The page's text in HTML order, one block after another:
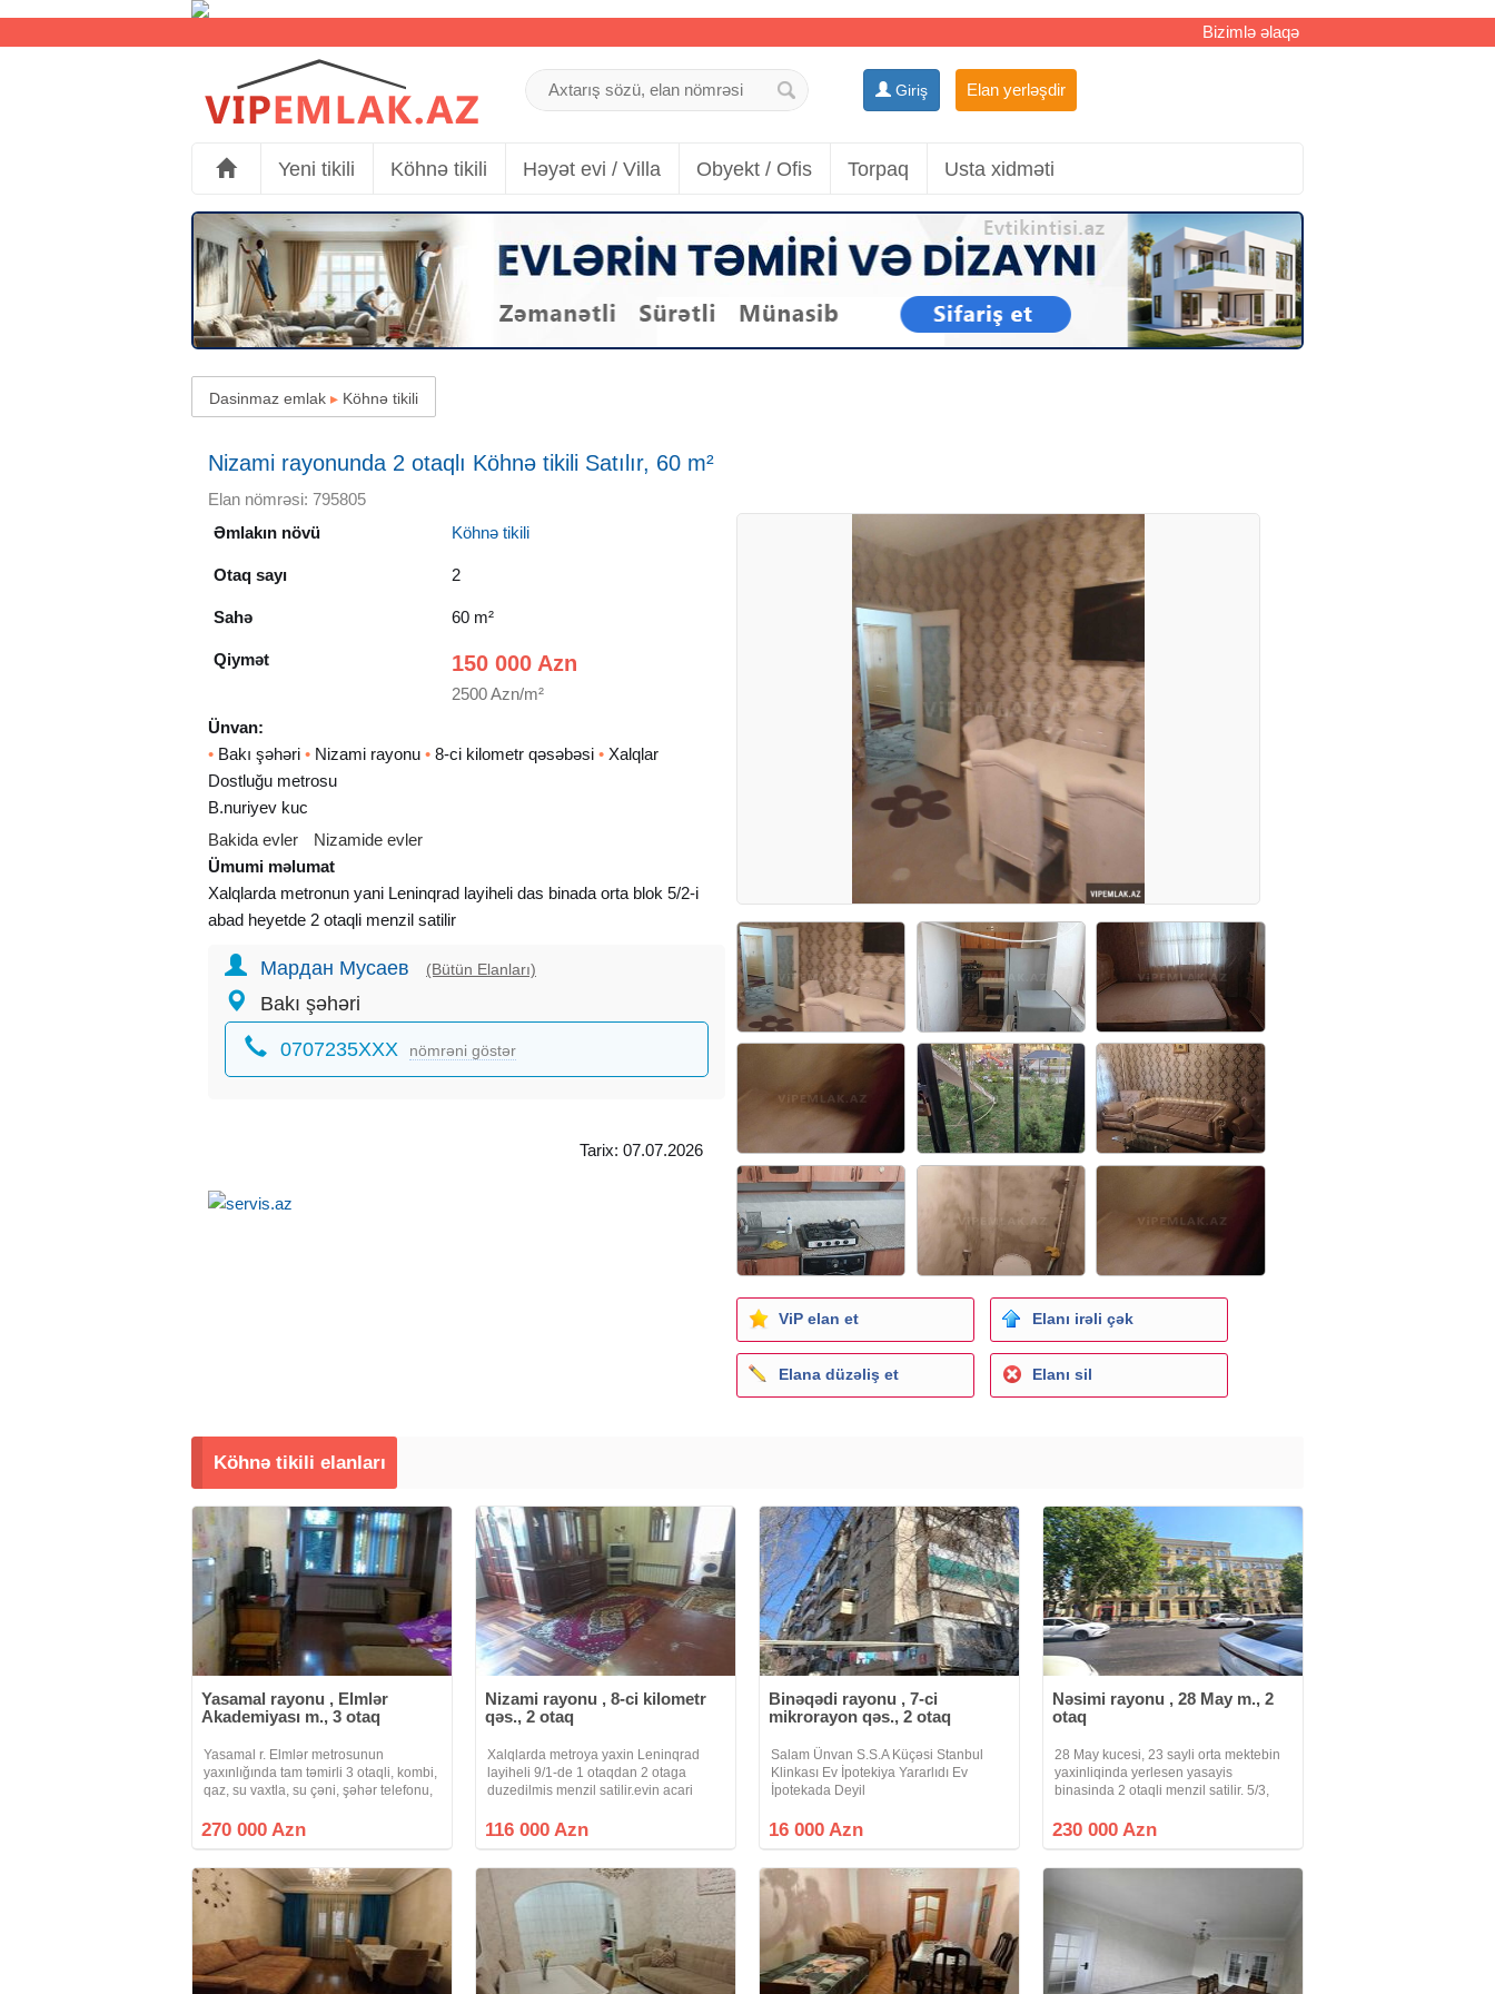
Bizimlə əlaqə
Giriş Elan yerləşdir
Yeni tikili Köhnə tikili Həyət evi / Villa Obyekt / Ofis Torpaq Usta xidməti
Dasinmaz emlak ▸ Köhnə tikili
Nizami rayonunda 2 otaqlı Köhnə tikili Satılır, 60 m²
Elan nömrəsi: 795805
Əmlakın növü
Köhnə tikili
Otaq sayı 2
Sahə 60 m²
Qiymət 150 000 Azn
2500 Azn/m²
Ünvan:
• Bakı şəhəri • Nizami rayonu • 8-ci kilometr qəsəbəsi • Xalqlar
Dostluğu metrosu
B.nuriyev kuc
Bakida evler
Nizamide evler
Ümumi məlumat
Xalqlarda metronun yani Leninqrad layiheli das binada orta blok 5/2-i
abad heyetde 2 otaqli menzil satilir
Мардан Мусаев (Bütün Elanları)
Bakı şəhəri
0707235XXX nömrəni göstər
Tarix: 07.07.2026
ViP elan et Elanı irəli çək
Elana düzəliş et Elanı sil
Köhnə tikili elanları
Yasamal rayonu , Elmlər
Akademiyası m., 3 otaq
Yasamal r. Elmlər metrosunun
yaxınlığında tam təmirli 3 otaqli, kombi,
qaz, su vaxtla, su çəni, şəhər telefonu,
var, ipotekadadır.
270 000 Azn
Nizami rayonu , 8-ci kilometr
qəs., 2 otaq
Xalqlarda metroya yaxin Leninqrad
layiheli 9/1-de 1 otaqdan 2 otaga
duzedilmis menzil satilir.evin acari
116 000 Azn
Binəqədi rayonu , 7-ci
mikrorayon qəs., 2 otaq
Salam Ünvan S.S.A Küçəsi Stanbul
Klinkası Ev İpotekiya Yararlıdı Ev
İpotekada Deyil
16 000 Azn
Nəsimi rayonu , 28 May m., 2
otaq
28 May kucesi, 23 sayli orta mektebin
yaxinliqinda yerlesen yasayis
binasinda 2 otaqli menzil satilir. 5/3,
esyasi ile tehciz olunmus metbexi,
230 000 Azn